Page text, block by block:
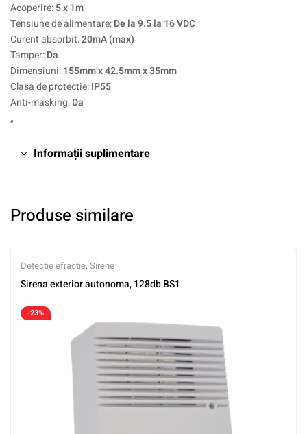
Acoperire:5 x 1m
Tensiune de alimentare:De la 9.5 la 16 VDC
Curent absorbit:20mA (max)
Tamper:Da
Dimensiuni:155mm x 42.5mm x 35mm
Clasa de protectie:IP55
Anti-masking:Da
„
Informații suplimentare
Produse similare
Detectie efractie, Sirene
Sirena exterior autonoma, 128db BS1
-23%